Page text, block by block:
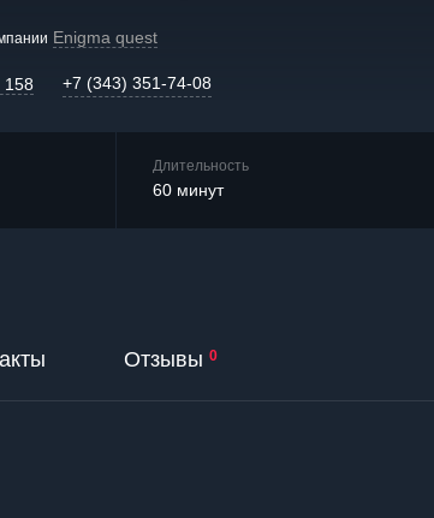
Enigma quest
158 +7 (343) 351-74-08
Длительность
60 минут
Отзывы 0